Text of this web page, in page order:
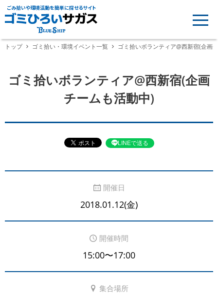
ごみ拾いや環境活動を簡単に探せるサイト
トップ ゴミ拾い・環境イベント一覧 ゴミ拾いボランティア@西新宿(企画
ゴミ拾いボランティア@西新宿(企画
チームも活動中)
LINEで送る
開催日
2018.01.12(金)
開催時間
15:00〜17:00
集合場所